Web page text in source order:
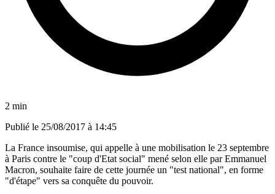
2 min
Publié le 25/08/2017 à 14:45
La France insoumise, qui appelle à une mobilisation le 23 septembre
à Paris contre le "coup d'Etat social" mené selon elle par Emmanuel
Macron, souhaite faire de cette journée un "test national", en forme
"d'étape" vers sa conquête du pouvoir.